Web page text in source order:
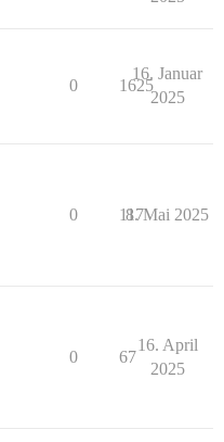
0 1625
16. Januar
2025
0 117
8. Mai 2025
0 67
16. April
2025